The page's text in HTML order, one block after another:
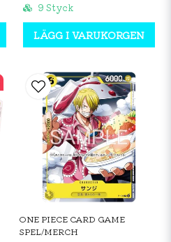
9 Styck
LÄGG I VARUKORGEN
ONE PIECE CARD GAME
SPEL/MERCH